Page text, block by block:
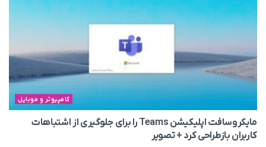
کامپیوتر و موبایل
مایکروسافت اپلیکیشن Teams را برای جلوگیری از اشتباهات
کاربران بازطراحی کرد + تصویر